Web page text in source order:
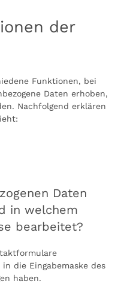
der
Funktionen, bei
Daten erhoben,
Nachfolgend erklären
Daten
in welchem
bearbeitet?
die Eingabemaske des
haben.